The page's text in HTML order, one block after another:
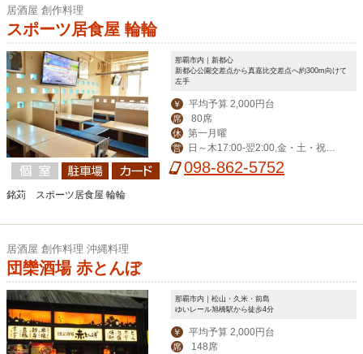
居酒屋 創作料理
スポーツ居食屋 輪輪
那覇市内｜新都心
新都心公園交差点から真嘉比交差点へ約300m向けて
左手
￥ 平均予算 2,000円台
席 80席
休 第一月曜
営
日～木17:00-翌2:00,金・土・祝前
17:00-翌3:00
098-862-5752
銘苅 スポーツ居食屋 輪輪
居酒屋 創作料理 沖縄料理
団欒酒場 赤とんぼ
那覇市内｜松山・久米・前島
ゆいレール旭橋駅から徒歩4分
￥ 平均予算 2,000円台
席 148席